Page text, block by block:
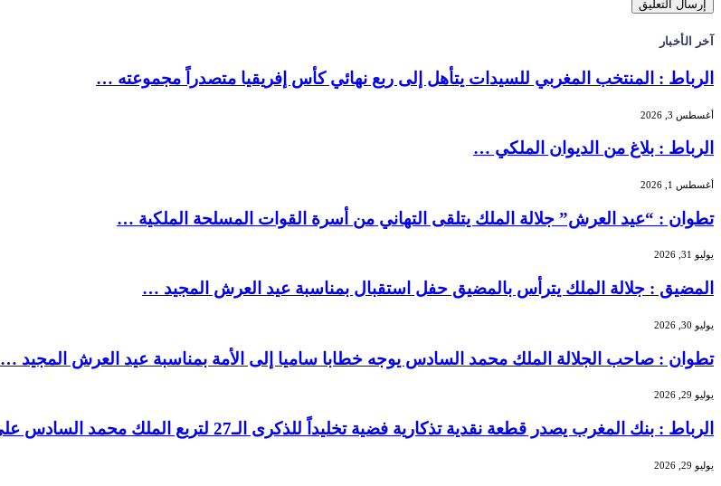
آخر الأخبار
الرباط : المنتخب المغربي للسيدات يتأهل إلى ربع نهائي كأس إفريقيا متصدراً مجموعته …
أغسطس 3, 2026
الرباط : بلاغ من الديوان الملكي …
أغسطس 1, 2026
تطوان : “عيد العرش” جلالة الملك يتلقى التهاني من أسرة القوات المسلحة الملكية …
يوليو 31, 2026
المضيق : جلالة الملك يترأس بالمضيق حفل استقبال بمناسبة عيد العرش المجيد …
يوليو 30, 2026
تطوان : صاحب الجلالة الملك محمد السادس يوجه خطابا ساميا إلى الأمة بمناسبة عيد العرش المجيد …
يوليو 29, 2026
الرباط : بنك المغرب يصدر قطعة نقدية تذكارية فضية تخليداً للذكرى الـ27 لتربع الملك محمد السادس على العرش …
يوليو 29, 2026